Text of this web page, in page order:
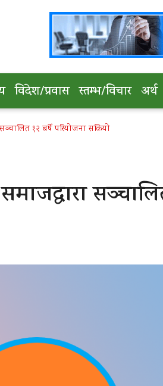
विदेश/प्रवास स्तम्भ/विचार अर्थ
१२ बर्षे परियोजना सकियो